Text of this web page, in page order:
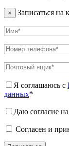
× Записаться на
Я соглашаюсь с
данных*
Даю согласие на
Согласен и